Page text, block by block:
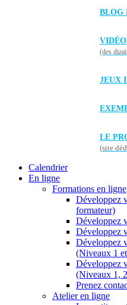
BLOG
(des
JEUX
LE
(site
Calendrier
En ligne
Formations en ligne
Développez
formateur)
Développez
Développez
Développez
(Niveaux 1
Développez
(Niveaux 1,
Prenez
Atelier en ligne